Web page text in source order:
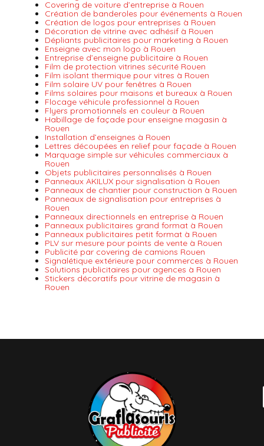
Covering de voiture d’entreprise à Rouen
Création de banderoles pour événements à Rouen
Création de logos pour entreprises à Rouen
Décoration de vitrine avec adhésif à Rouen
Dépliants publicitaires pour marketing à Rouen
Enseigne avec mon logo à Rouen
Entreprise d’enseigne publicitaire à Rouen
Film de protection vitrines sécurité Rouen
Film isolant thermique pour vitres à Rouen
Film solaire UV pour fenêtres à Rouen
Films solaires pour maisons et bureaux à Rouen
Flocage véhicule professionnel à Rouen
Flyers promotionnels en couleur à Rouen
Habillage de façade pour enseigne magasin à
Rouen
Installation d’enseignes à Rouen
Lettres découpées en relief pour façade à Rouen
Marquage simple sur véhicules commerciaux à
Rouen
Objets publicitaires personnalisés à Rouen
Panneaux AKILUX pour signalisation à Rouen
Panneaux de chantier pour construction à Rouen
Panneaux de signalisation pour entreprises à
Rouen
Panneaux directionnels en entreprise à Rouen
Panneaux publicitaires grand format à Rouen
Panneaux publicitaires petit format à Rouen
PLV sur mesure pour points de vente à Rouen
Publicité par covering de camions Rouen
Signalétique extérieure pour commerces à Rouen
Solutions publicitaires pour agences à Rouen
Stickers décoratifs pour vitrine de magasin à
Rouen